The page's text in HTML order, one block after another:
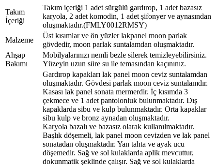
Takım
İçeriği
Takım içeriği 1 adet sürgülü gardırop, 1 adet bazasız
karyola, 2 adet komodin, 1 adet şifonyer ve aynasından
oluşmaktadır.(FMLY0012RMSY)
Malzeme
Üst kısımlar ve ön yüzler lakpanel moon parlak
gövdedir, moon parlak suntalamdan oluşmaktadır.
Ahşap
Bakımı
Mobilyalarınızı nemli bezle silerek temizleyebilirsiniz.
Yüzeyin uzun süre su ile temasından kaçınınız.
Gardırop kapakları lak panel moon ceviz suntalamdan
oluşmaktadır. Gövdesi parlak moon ceviz suntalamdır.
Kasası lak panel sonata mermerdir. İç kısımda 3
çekmece ve 1 adet pantolonluk bulunmaktadır. Dış
kapaklarda sibu ve kulp bulunmaktadır. Orta kapaklar
sibu kulp ve bronz aynadan oluşmaktadır.
Karyola bazalı ve bazasız olarak kullanılmaktadır.
Başlık döşemeli, lak panel moon cevizden ve lak panel
sonatadan oluşmaktadır. Yan tahta ve ayak ucu
döşemedir. Sağ ve sol kulaklarda aplik mevcuttur,
dokunmatik şeklinde çalışır. Sağ ve sol kulaklarda